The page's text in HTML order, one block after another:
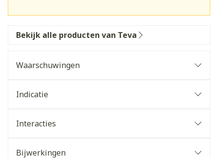
Bekijk alle producten van Teva
Waarschuwingen
of moet u er extra voorzichtig mee zijn? Wanneer
allergisch voor een van de stoffen in dit
Indicatie
Interacties
Bijwerkingen